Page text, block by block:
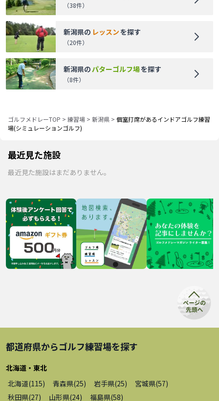
（38件）
新潟県の レッスンを探す
（20件）
新潟県のパターゴルフ場を探す
（8件）
ゴルフメドレーTOP > 練習場 > 新潟県 > 個室打席があるインドアゴルフ練習
場(シミュレーションゴルフ)
最近見た施設
最近見た施設はまだありません。
都道府県からゴルフ練習場を探す
北海道・東北
北海道(115) 青森県(25) 岩手県(25) 宮城県(57)
秋田県(27) 山形県(24) 福島県(58)